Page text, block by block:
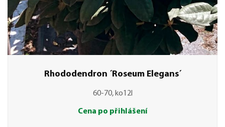
Rhododendron ´Roseum Elegans´
60-70, ko12l
Cena po přihlášení